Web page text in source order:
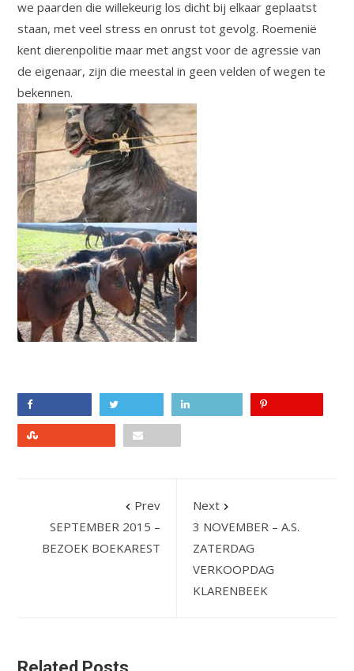
we paarden die willekeurig los dicht bij elkaar geplaatst
staan, met veel stress en onrust tot gevolg. Roemenië
kent dierenpolitie maar met angst voor de agressie van
de eigenaar, zijn die meestal in geen velden of wegen te
bekennen.
Prev
SEPTEMBER 2015 –
BEZOEK BOEKAREST
Next
3 NOVEMBER – A.S.
ZATERDAG
VERKOOPDAG
KLARENBEEK